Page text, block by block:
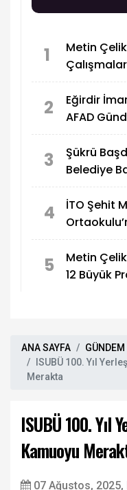
1
Metin
2
Eğirdir
AFAD
3
Şükrü
Belediye
4
İTO Şehit
5
Metin Çelik
12 Büyük
ANA SAYFA
GÜNDEM
ISUBÜ 100. Yıl
Merakta
ISUBÜ 100. Yıl
Kamuoyu
07 Ağustos,